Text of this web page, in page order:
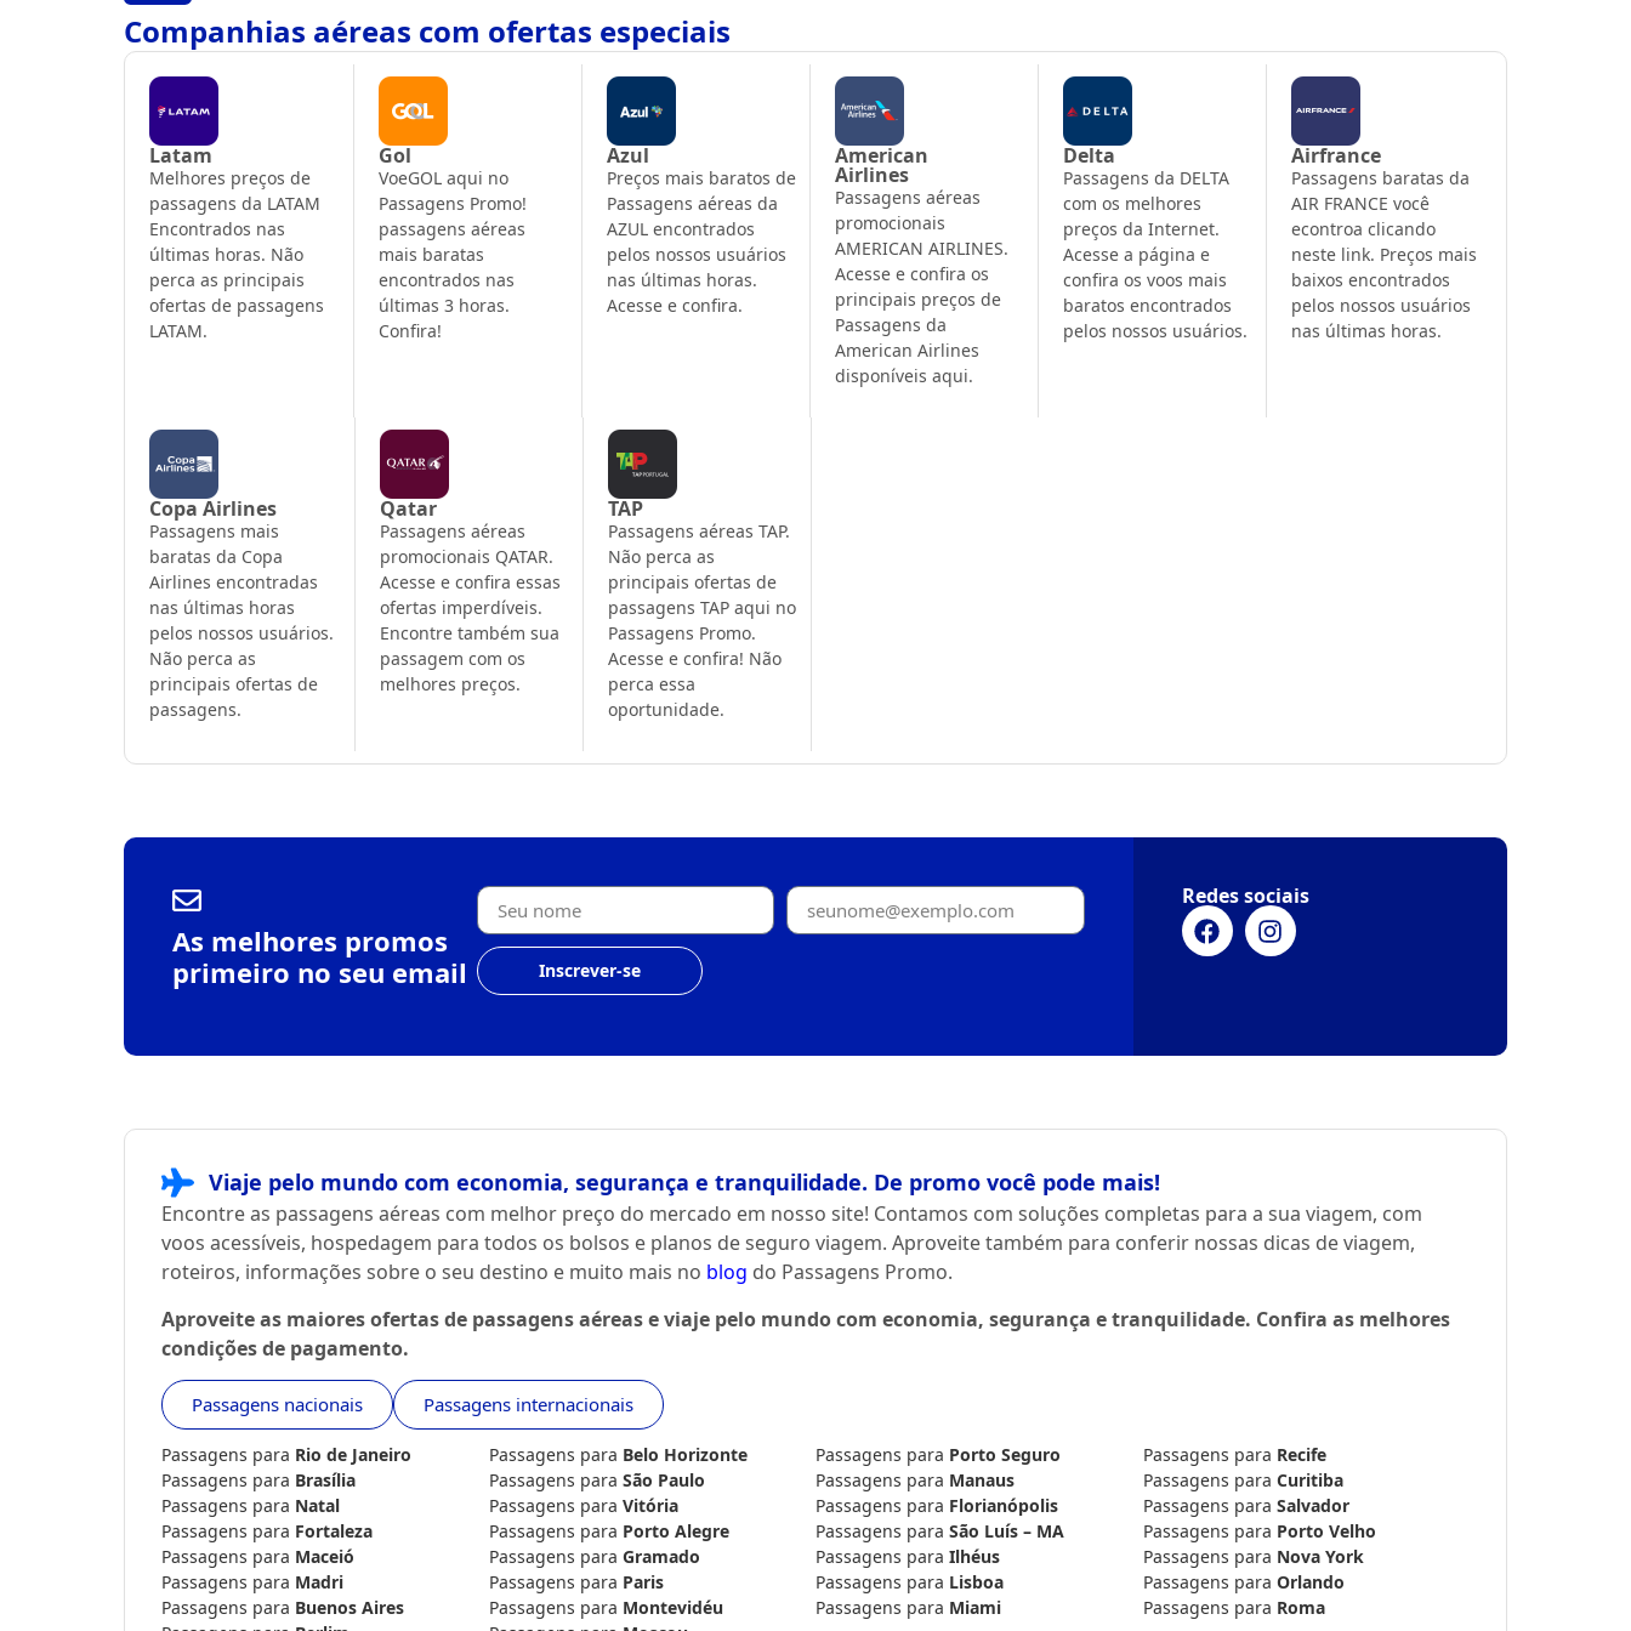
Companhias aéreas com ofertas especiais
Latam
Melhores preços de
passagens da LATAM
Encontrados nas
últimas horas. Não
perca as principais
ofertas de passagens
LATAM.
Gol
VoeGOL aqui no
Passagens Promo!
passagens aéreas
mais baratas
encontrados nas
últimas 3 horas.
Confira!
Azul
Preços mais baratos de
Passagens aéreas da
AZUL encontrados
pelos nossos usuários
nas últimas horas.
Acesse e confira.
American
Airlines
Passagens aéreas
promocionais
AMERICAN AIRLINES.
Acesse e confira os
principais preços de
Passagens da
American Airlines
disponíveis aqui.
Delta
Passagens da DELTA
com os melhores
preços da Internet.
Acesse a página e
confira os voos mais
baratos encontrados
pelos nossos usuários.
Airfrance
Passagens baratas da
AIR FRANCE você
econtroa clicando
neste link. Preços mais
baixos encontrados
pelos nossos usuários
nas últimas horas.
Copa Airlines
Passagens mais
baratas da Copa
Airlines encontradas
nas últimas horas
pelos nossos usuários.
Não perca as
principais ofertas de
passagens.
Qatar
Passagens aéreas
promocionais QATAR.
Acesse e confira essas
ofertas imperdíveis.
Encontre também sua
passagem com os
melhores preços.
TAP
Passagens aéreas TAP.
Não perca as
principais ofertas de
passagens TAP aqui no
Passagens Promo.
Acesse e confira! Não
perca essa
oportunidade.
As melhores promos
primeiro no seu email
Inscrever-se
Redes sociais
Viaje pelo mundo com economia, segurança e tranquilidade. De promo você pode mais!
Encontre as passagens aéreas com melhor preço do mercado em nosso site! Contamos com soluções completas para a sua viagem, com
voos acessíveis, hospedagem para todos os bolsos e planos de seguro viagem. Aproveite também para conferir nossas dicas de viagem,
roteiros, informações sobre o seu destino e muito mais no blog do Passagens Promo.
Aproveite as maiores ofertas de passagens aéreas e viaje pelo mundo com economia, segurança e tranquilidade. Confira as melhores
condições de pagamento.
Passagens nacionais Passagens internacionais
Passagens para Rio de Janeiro
Passagens para Brasília
Passagens para Natal
Passagens para Fortaleza
Passagens para Maceió
Passagens para Madri
Passagens para Buenos Aires
Passagens para Belo Horizonte
Passagens para São Paulo
Passagens para Vitória
Passagens para Porto Alegre
Passagens para Gramado
Passagens para Paris
Passagens para Montevidéu
Passagens para Porto Seguro
Passagens para Manaus
Passagens para Florianópolis
Passagens para São Luís – MA
Passagens para Ilhéus
Passagens para Lisboa
Passagens para Miami
Passagens para Recife
Passagens para Curitiba
Passagens para Salvador
Passagens para Porto Velho
Passagens para Nova York
Passagens para Orlando
Passagens para Roma